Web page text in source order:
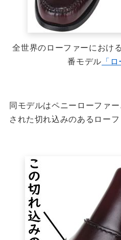
全世界のローファーにおけ
番モデル 「
同モデルはペニーローファ
された切れ込みのあるローフ